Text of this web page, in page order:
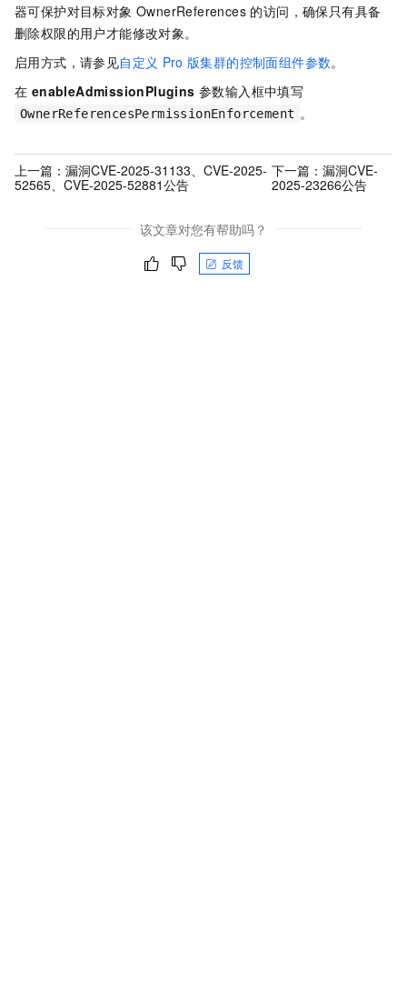
器可保护对目标对象 OwnerReferences 的访问，确保只有具备
删除权限的用户才能修改对象。
启用方式，请参见自定义 Pro 版集群的控制面组件参数。
在 enableAdmissionPlugins 参数输入框中填写
OwnerReferencesPermissionEnforcement 。
上一篇： 漏洞CVE-2025-31133、CVE-2025-
52565、CVE-2025-52881公告
下一篇： 漏洞CVE-
2025-23266公告
该文章对您有帮助吗？
反馈